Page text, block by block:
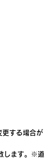
する場合が
します。※道